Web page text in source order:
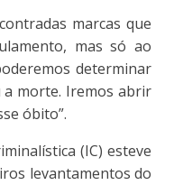
marcas que
mas só ao
determinar
a morte. Iremos abrir
óbito”.
(IC) esteve
levantamentos do